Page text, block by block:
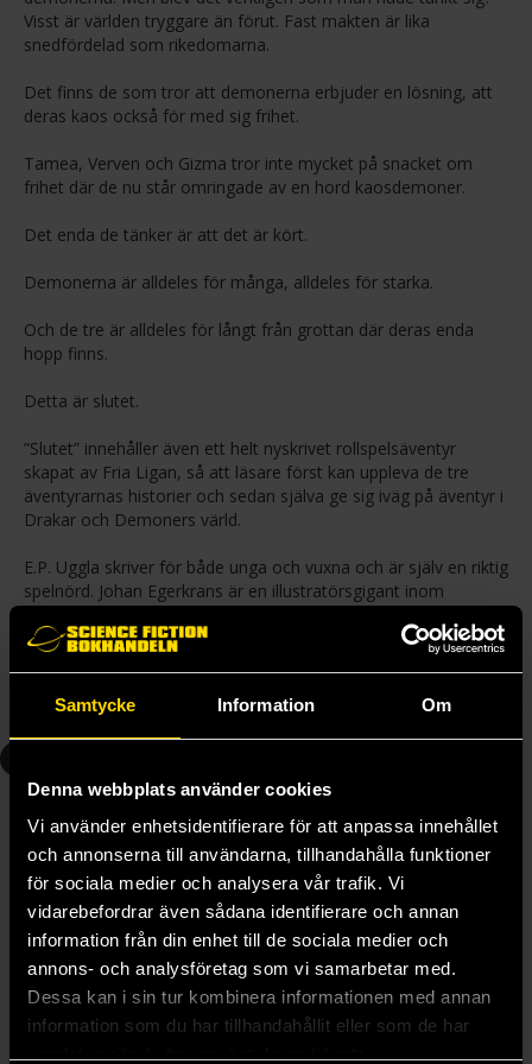
Samtycke Information Om
Denna webbplats använder cookies
Vi använder enhetsidentifierare för att anpassa innehållet
och annonserna till användarna, tillhandahålla funktioner
för sociala medier och analysera vår trafik. Vi
vidarebefordrar även sådana identifierare och annan
information från din enhet till de sociala medier och
annons- och analysföretag som vi samarbetar med.
Dessa kan i sin tur kombinera informationen med annan
information som du har tillhandahållit eller som de har
Visst är världen tryggare än förut. Fast makten är lika
snedfördelad som rikedomarna.
Det finns de som tror att demonerna erbjuder en lösning, att
deras kaos också för med sig frihet.
Tamea, Verven och Gizma tror inte mycket på snacket om
frihet där de nu står omringade av en hord kaosdemoner.
Det enda de tänker är att det är kört.
Demonerna är alldeles för många, alldeles för starka.
Och de tre är alldeles för långt från grottan där deras enda
hopp finns.
Detta är slutet.
”Slutet” innehåller även ett helt nyskrivet rollspelsäventyr
skapat av Fria Ligan, så att läsare först kan uppleva de tre
äventyrarnas historier och sedan själva ge sig iväg på äventyr i
Drakar och Demoners värld.
E.P. Uggla skriver för både unga och vuxna och är själv en riktig
spelnörd. Johan Egerkrans är en illustratörsgigant inom
rollspelet.
Andra delar i serien